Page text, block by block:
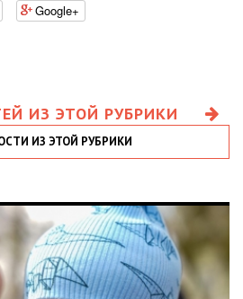
Google+
ИЗ ЭТОЙ РУБРИКИ
ИЗ ЭТОЙ РУБРИКИ